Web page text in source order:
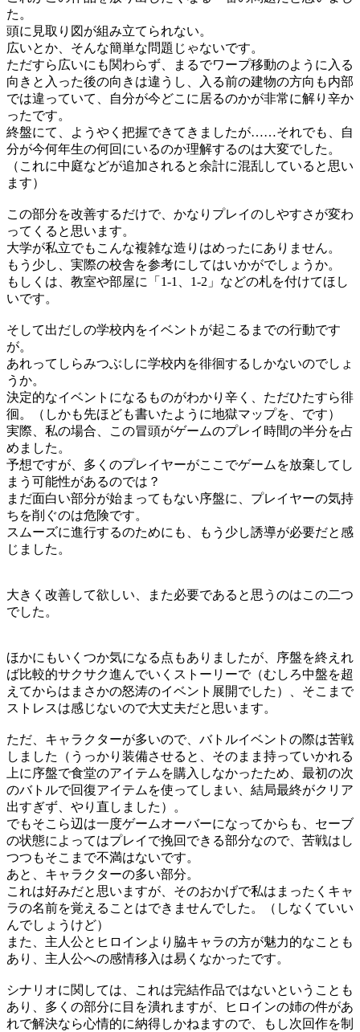
た。
頭に見取り図が組み立てられない。
広いとか、そんな簡単な問題じゃないです。
ただすら広いにも関わらず、まるでワープ移動のように入る
向きと入った後の向きは違うし、入る前の建物の方向も内部
では違っていて、自分が今どこに居るのかが非常に解り辛か
ったです。
終盤にて、ようやく把握できてきましたが……それでも、自
分が今何年生の何回にいるのか理解するのは大変でした。
（これに中庭などが追加されると余計に混乱していると思い
ます）
この部分を改善するだけで、かなりプレイのしやすさが変わ
ってくると思います。
大学が私立でもこんな複雑な造りはめったにありません。
もう少し、実際の校舎を参考にしてはいかがでしょうか。
もしくは、教室や部屋に「1-1、1-2」などの札を付けてほし
いです。
そして出だしの学校内をイベントが起こるまでの行動です
が。
あれってしらみつぶしに学校内を徘徊するしかないのでしょ
うか。
決定的なイベントになるものがわかり辛く、ただひたすら徘
徊。（しかも先ほども書いたように地獄マップを、です）
実際、私の場合、この冒頭がゲームのプレイ時間の半分を占
めました。
予想ですが、多くのプレイヤーがここでゲームを放棄してし
まう可能性があるのでは？
まだ面白い部分が始まってもない序盤に、プレイヤーの気持
ちを削ぐのは危険です。
スムーズに進行するのためにも、もう少し誘導が必要だと感
じました。
大きく改善して欲しい、また必要であると思うのはこの二つ
でした。
ほかにもいくつか気になる点もありましたが、序盤を終えれ
ば比較的サクサク進んでいくストーリーで（むしろ中盤を超
えてからはまさかの怒涛のイベント展開でした）、そこまで
ストレスは感じないので大丈夫だと思います。
ただ、キャラクターが多いので、バトルイベントの際は苦戦
しました（うっかり装備させると、そのまま持っていかれる
上に序盤で食堂のアイテムを購入しなかったため、最初の次
のバトルで回復アイテムを使ってしまい、結局最終がクリア
出すぎず、やり直しました）。
でもそこら辺は一度ゲームオーバーになってからも、セーブ
の状態によってはプレイで挽回できる部分なので、苦戦はし
つつもそこまで不満はないです。
あと、キャラクターの多い部分。
これは好みだと思いますが、そのおかげで私はまったくキャ
ラの名前を覚えることはできませんでした。（しなくていい
んでしょうけど）
また、主人公とヒロインより脇キャラの方が魅力的なことも
あり、主人公への感情移入は易くなかったです。
シナリオに関しては、これは完結作品ではないということも
あり、多くの部分に目を潰れますが、ヒロインの姉の件があ
れで解決なら心情的に納得しかねますので、もし次回作を制